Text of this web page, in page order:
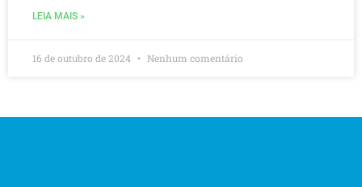
LEIA MAIS »
16 de outubro de 2024 Nenhum comentário